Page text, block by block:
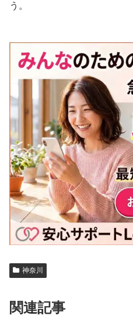
う。
神奈川
関連記事